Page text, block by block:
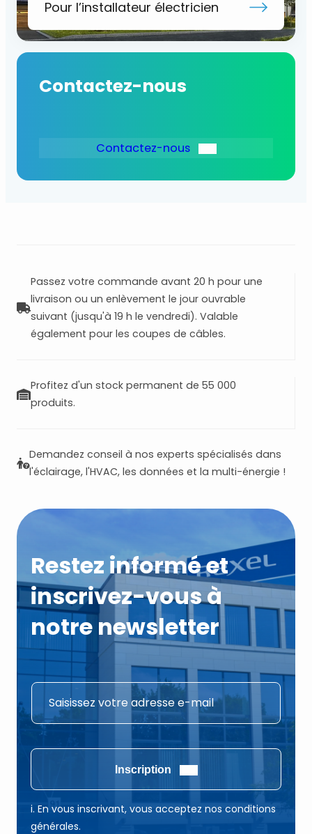
Pour l’installateur électricien
Contactez-nous
Contactez-nous
Passez votre commande avant 20 h pour une
livraison ou un enlèvement le jour ouvrable
suivant (jusqu'à 19 h le vendredi). Valable
également pour les coupes de câbles.
Profitez d'un stock permanent de 55 000
produits.
Demandez conseil à nos experts spécialisés dans
l'éclairage, l'HVAC, les données et la multi-énergie !
Restez informé et
inscrivez-vous à
notre newsletter
E
m
l
E
-
E
m
a
l
*
Inscription
i. En vous inscrivant, vous acceptez nos conditions
générales.